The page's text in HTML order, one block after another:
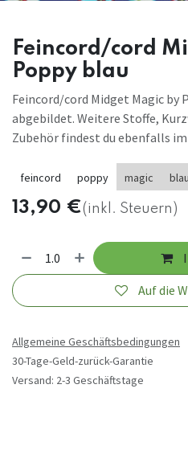
Feincord/cord
Poppy blau
Feincord/cord Midget Magic by
abgebildet. Weitere Stoffe,
Zubehör findest du ebenfalls im
feincord poppy magic blau
13,90 €(inkl. Steuern)
Auf die
Allgemeine Geschäftsbedingungen
30-Tage-Geld-zurück-Garantie
Versand: 2-3 Geschäftstage